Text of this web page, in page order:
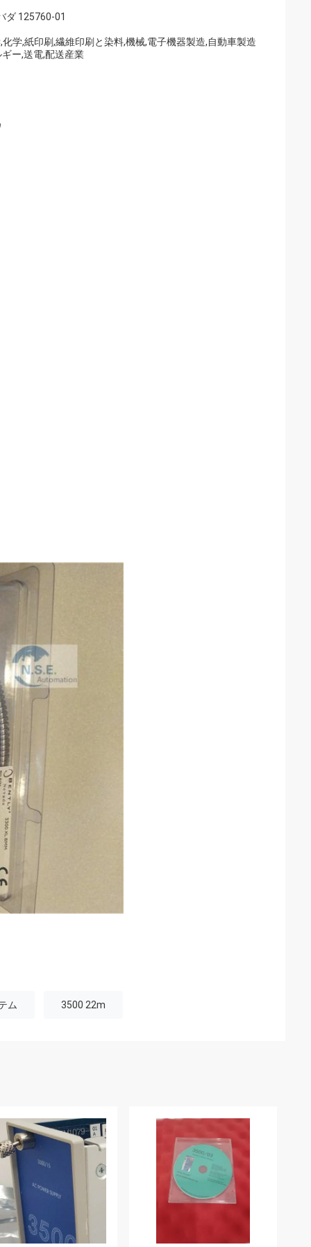
ダ 125760-01
学,紙印刷,繊維印刷と染料,機械,電子機器製造,自動車製造
ー,送電,配送産業
ム 3500 22m